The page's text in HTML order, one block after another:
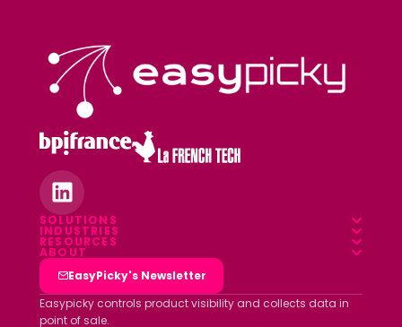
SOLUTIONS
Overview
Field App
Data platform
INDUSTRIES
Food & Beverage
Pharmacy
Luxury & Cosmetics
RESOURCES
Blog
Webinars
White papers
ABOUT
Who we are
Clients
EasyPicky's Newsletter
Easypicky controls product visibility and collects data in
point of sale.